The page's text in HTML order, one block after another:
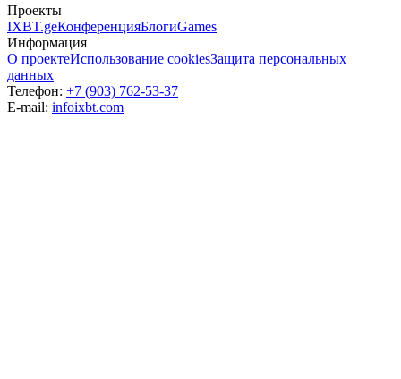
Проекты
IXBT.geКонференцияБлогиGames
Информация
О проектеИспользование cookiesЗащита персональных
данных
Телефон: +7 (903) 762-53-37
E-mail: infoixbt.com